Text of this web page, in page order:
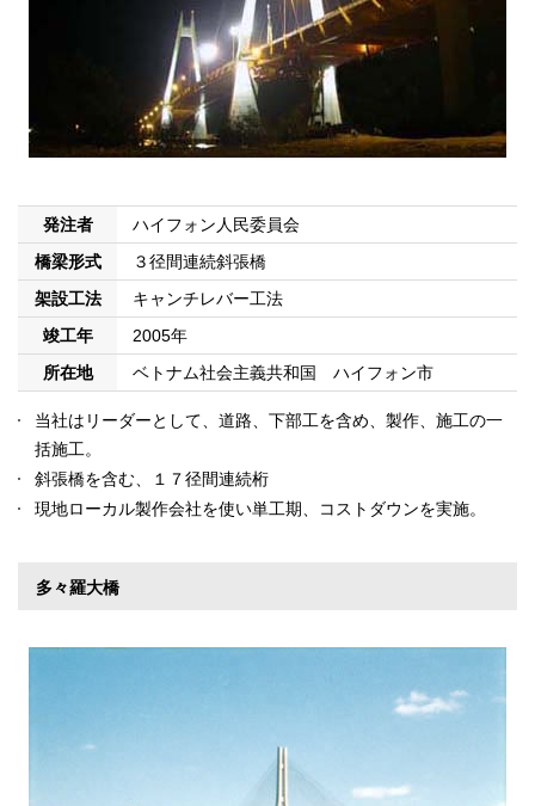
発注者
ハイフォン人民委員会
橋梁形式
３径間連続斜張橋
架設工法
キャンチレバー工法
竣工年
2005年
所在地
ベトナム社会主義共和国 ハイフォン市
当社はリーダーとして、道路、下部工を含め、製作、施工の一
括施工。
斜張橋を含む、１７径間連続桁
現地ローカル製作会社を使い単工期、コストダウンを実施。
多々羅大橋